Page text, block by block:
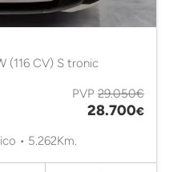
(116 CV) S tronic
PVP 29.050€
28.700€
• 5.262Km.